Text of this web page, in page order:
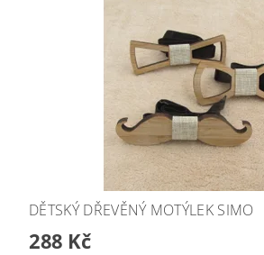
DĚTSKÝ DŘEVĚNÝ MOTÝLEK SIMO
288 Kč